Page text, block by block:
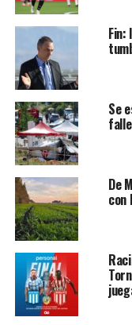
Fin:
Se
De
con